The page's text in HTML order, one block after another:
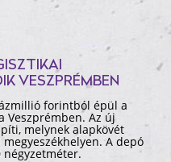
VESZPRÉMBEN
forintból épül a
Veszprémben. Az új
melynek alapkövét
A depó